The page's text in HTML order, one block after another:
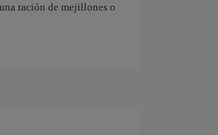
ración de mejillones o